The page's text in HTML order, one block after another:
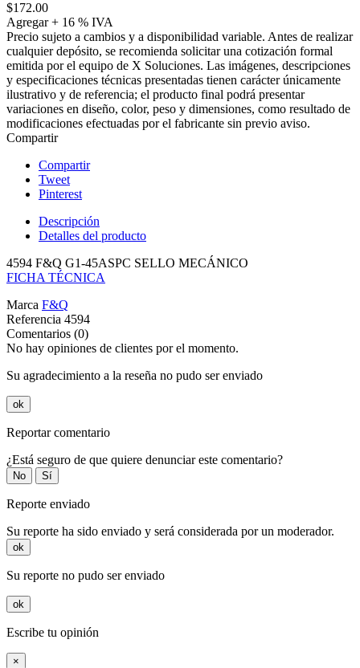
$172.00
Agregar + 16 % IVA
Precio sujeto a cambios y a disponibilidad variable. Antes de realizar
cualquier depósito, se recomienda solicitar una cotización formal
emitida por el equipo de X Soluciones. Las imágenes, descripciones
y especificaciones técnicas presentadas tienen carácter únicamente
ilustrativo y de referencia; el producto final podrá presentar
variaciones en diseño, color, peso y dimensiones, como resultado de
modificaciones efectuadas por el fabricante sin previo aviso.
Compartir
Compartir
Tweet
Pinterest
Descripción
Detalles del producto
4594 F&Q G1-45ASPC SELLO MECÁNICO
FICHA TÉCNICA
Marca F&Q
Referencia 4594
Comentarios (0)
No hay opiniones de clientes por el momento.
Su agradecimiento a la reseña no pudo ser enviado
ok
Reportar comentario
¿Está seguro de que quiere denunciar este comentario?
No Sí
Reporte enviado
Su reporte ha sido enviado y será considerada por un moderador.
ok
Su reporte no pudo ser enviado
ok
Escribe tu opinión
×